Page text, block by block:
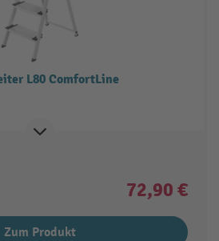
L80 ComfortLine
72,90 €
Zum Produkt